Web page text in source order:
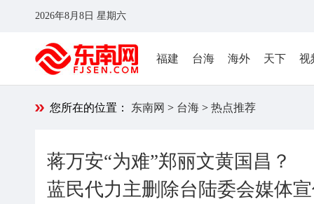
2026年8月8日 星期六
福建 台海 海外 天下 视
您所在的位置： 东南网 > 台海 > 热点推荐
蒋万安“为难”郑丽文黄国昌？
蓝民代力主删除台陆委会媒体